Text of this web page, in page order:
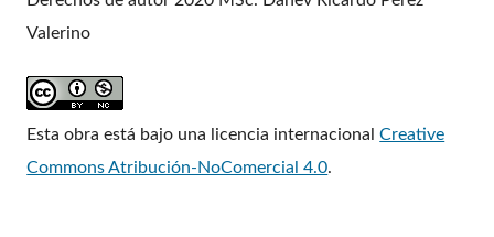
Valerino
Esta obra está bajo una licencia internacionalCreative
Commons Atribución-NoComercial 4.0.